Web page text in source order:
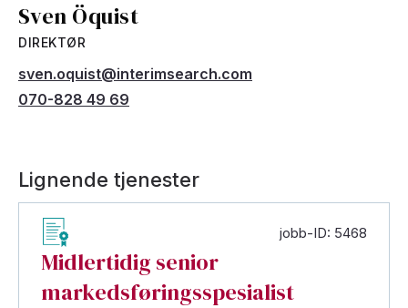
Sven Öquist
DIREKTØR
sven.oquist@interimsearch.com
070-828 49 69
Lignende tjenester
jobb-ID: 5468
Midlertidig senior
markedsføringsspesialist